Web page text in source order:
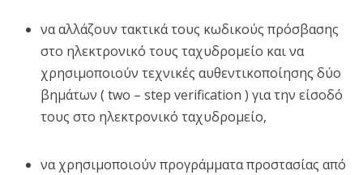
να αλλάζουν τακτικά τους κωδικούς πρόσβασης
στο ηλεκτρονικό τους ταχυδρομείο και να
χρησιμοποιούν τεχνικές αυθεντικοποίησης δύο
βημάτων ( two – step verification ) για την είσοδό
τους στο ηλεκτρονικό ταχυδρομείο,
να χρησιμοποιούν προγράμματα προστασίας από